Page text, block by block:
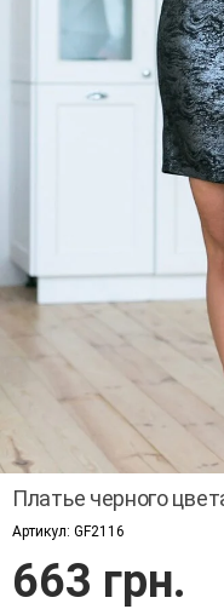
Платье черного
Артикул: GF2116
663 грн.